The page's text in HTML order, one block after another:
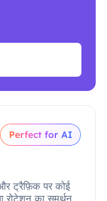
Perfect for AI
ट्रैफ़िक पर कोई